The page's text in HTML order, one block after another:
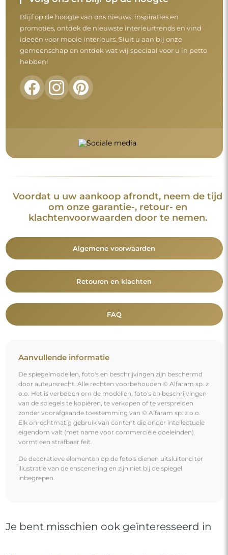
Blijf op de hoogte van ons nieuws, inspiraties en
promoties, ontdek de nieuwste interieurtrends en vind
ideeën voor mooie interieurs. Sluit u aan bij onze
gemeenschap en ontdek wat wij speciaal voor u in petto
hebben!
Voordat u uw aankoop afrondt, neem de tijd
om onze garantie-, retour- en
klachtenvoorwaarden door te nemen.
Algemene voorwaarden
Retouren en klachten
FAQ
Aanvullende informatie
De spiegelmodellen, foto's en beschrijvingen zijn beschermd
door auteursrecht. Alle rechten voorbehouden © Alfaram sp. z
o.o. Het is verboden om de modellen, foto's en beschrijvingen
van de spiegels te kopiëren, te verkopen of te verspreiden
zonder voorafgaande toestemming van © Alfaram sp. z o.o.
Elk onrechtmatig gebruik van content die onder intellectuele
eigendom valt (met name voor commerciële doeleinden)
vormt een strafbaar feit.
De decoratieve elementen op de foto's dienen uitsluitend ter
illustratie van de enscenering en zijn niet bij de spiegel
inbegrepen.
Je bent misschien ook geïnteresseerd in